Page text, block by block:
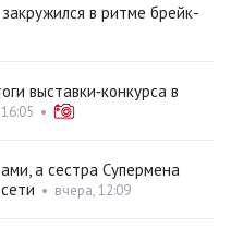
в ритме брейк-
выставки‑конкурса в
•
а сестра Супермена
• вчера, 12:09